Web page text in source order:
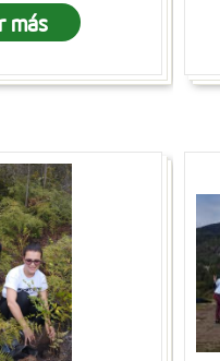
más